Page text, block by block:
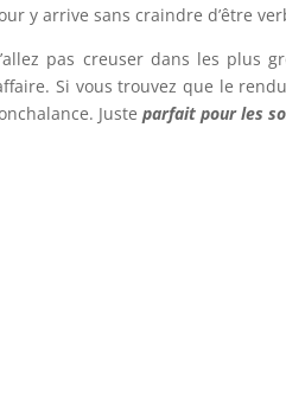
y arrive sans craindre d’être
pas creuser dans les plus
Si vous trouvez que le
Justeparfait pour les